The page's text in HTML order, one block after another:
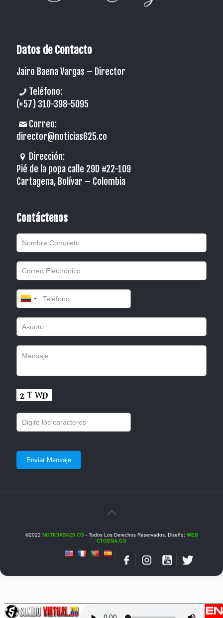
Datos de Contacto
Jairo Baena Vargas – Director
Teléfono:
(+57) 310-398-5095
Correo:
director@noticias625.co
Dirección:
Pié de la popa calle 29D #22-109
Cartagena, Bolívar – Colombia
Contáctenos
©2022 NOTICIAS625.CO- Todos Los Derechos Reservados. Diseño: WEB
CTGENA.CO